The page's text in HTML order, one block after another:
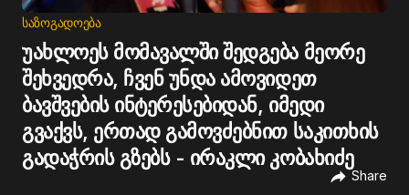
ᲡᲐᲖᲝᲒᲐᲓᲝᲔᲑᲐ
უახლოეს მომავალში შედგება მეორე
შეხვედრა, ჩვენ უნდა ამოვიდეთ
ბავშვების ინტერესებიდან, იმედი
გვაქვს, ერთად გამოვძებნით საკითხის
გადაჭრის გზებს - ირაკლი კობახიძე
Share